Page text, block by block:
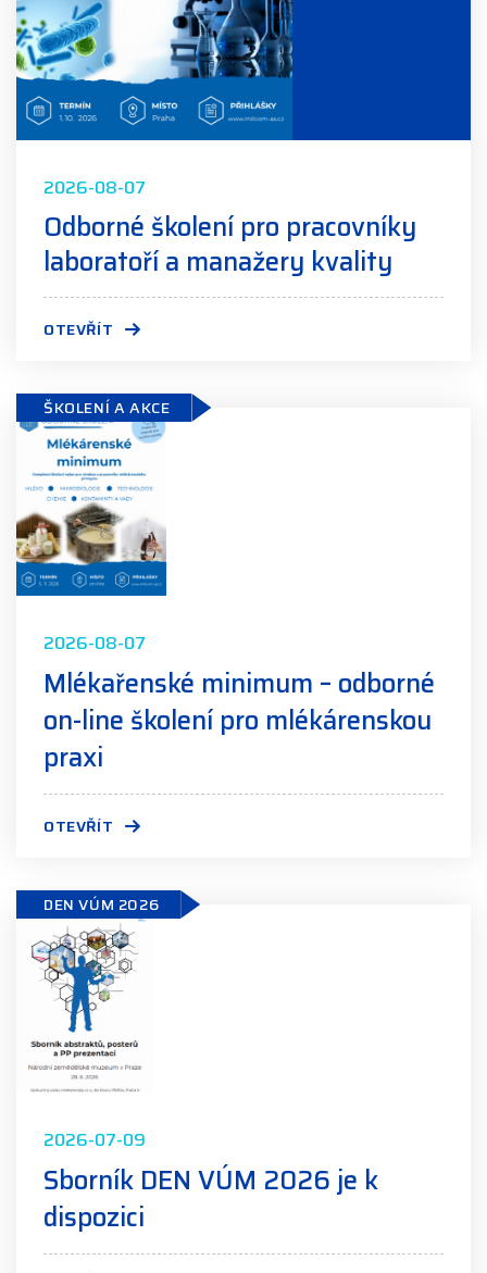
2026-08-07
Odborné školení pro pracovníky
laboratoří a manažery kvality
OTEVŘÍT
ŠKOLENÍ A AKCE
2026-08-07
Mlékařenské minimum – odborné
on-line školení pro mlékárenskou
praxi
OTEVŘÍT
DEN VÚM 2026
2026-07-09
Sborník DEN VÚM 2026 je k
dispozici